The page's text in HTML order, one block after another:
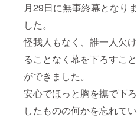
月29日に無事終幕となりま
した。
怪我人もなく、誰一人欠け
ることなく幕を下ろすこと
ができました。
安心でほっと胸を撫で下ろ
したものの何かを忘れてい